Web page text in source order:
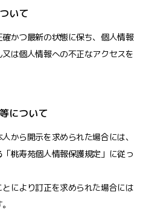
いて
かつ最新の状態に保ち、個人情報
は個人情報への不正なアクセスを
について
から開示を求められた場合には、
桃寿苑個人情報保護規定」に従っ
により訂正を求められた場合には